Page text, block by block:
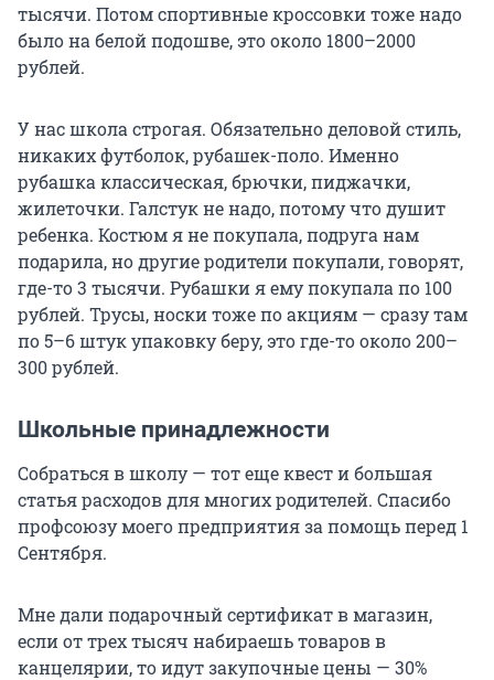
тысячи. Потом спортивные кроссовки тоже надо
было на белой подошве, это около 1800–2000
рублей.
У нас школа строгая. Обязательно деловой стиль,
никаких футболок, рубашек-поло. Именно
рубашка классическая, брючки, пиджачки,
жилеточки. Галстук не надо, потому что душит
ребенка. Костюм я не покупала, подруга нам
подарила, но другие родители покупали, говорят,
где-то 3 тысячи. Рубашки я ему покупала по 100
рублей. Трусы, носки тоже по акциям — сразу там
по 5–6 штук упаковку беру, это где-то около 200–
300 рублей.
Школьные принадлежности
Собраться в школу — тот еще квест и большая
статья расходов для многих родителей. Спасибо
профсоюзу моего предприятия за помощь перед 1
Сентября.
Мне дали подарочный сертификат в магазин,
если от трех тысяч набираешь товаров в
канцелярии, то идут закупочные цены — 30%